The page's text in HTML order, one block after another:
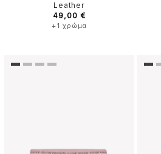
Leather
49,00 €
+1 χρώμα